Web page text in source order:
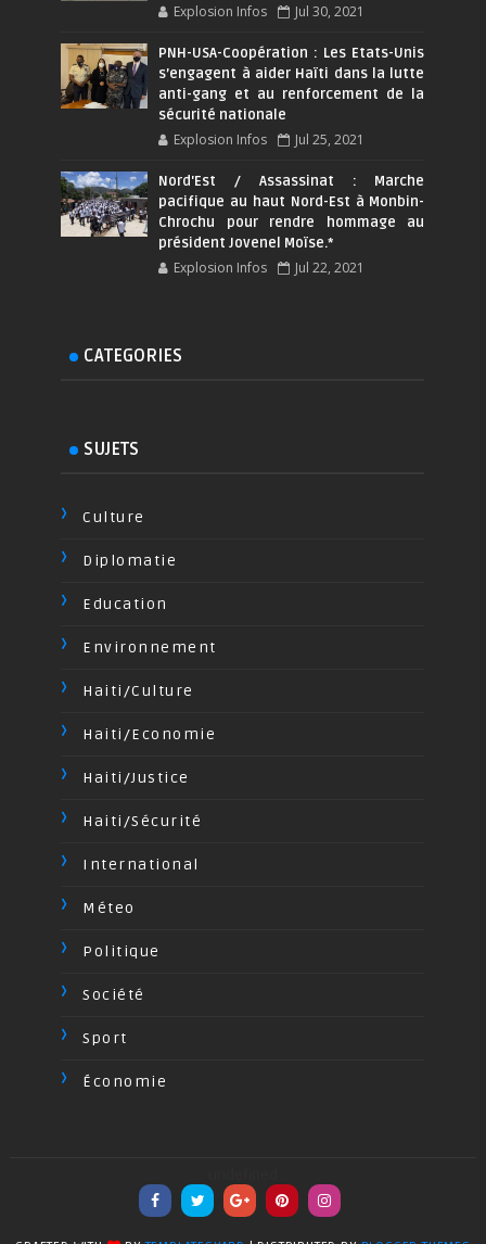
Explosion Infos Jul 30, 2021
PNH-USA-Coopération : Les Etats-Unis
s’engagent à aider Haïti dans la lutte
anti-gang et au renforcement de la
sécurité nationale
Explosion Infos Jul 25, 2021
Nord'Est / Assassinat : Marche
pacifique au haut Nord-Est à Monbin-
Chrochu pour rendre hommage au
président Jovenel Moïse.*
Explosion Infos Jul 22, 2021
CATEGORIES
SUJETS
Culture
Diplomatie
Education
Environnement
Haiti/Culture
Haiti/Economie
Haiti/Justice
Haiti/Sécurité
International
Méteo
Politique
Société
Sport
Économie